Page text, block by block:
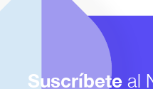
Suscríbete al